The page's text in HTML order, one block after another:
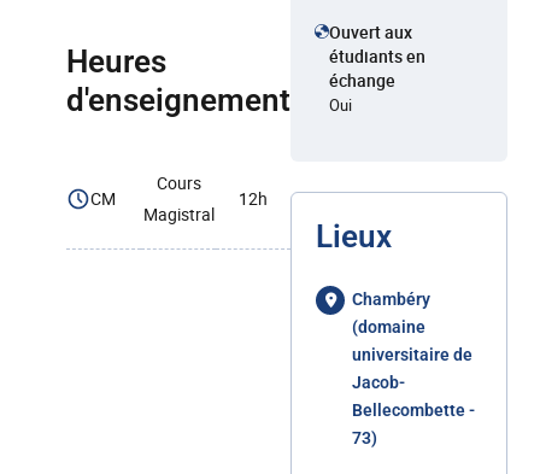
Heures
d'enseignement
CM
Cours
Magistral
12h
Ouvert aux
étudiants en
échange
Oui
Lieux
Chambéry
(domaine
universitaire de
Jacob-
Bellecombette -
73)